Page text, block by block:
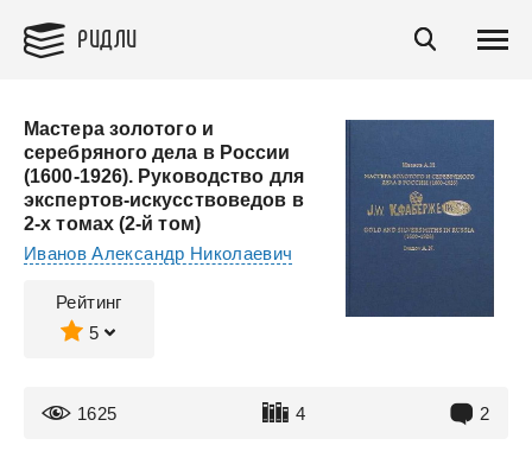
РИДЛИ
Мастера золотого и
серебряного дела в России
(1600-1926). Руководство для
экспертов-искусствоведов в
2-х томах (2-й том)
Иванов Александр Николаевич
Рейтинг
5
1625 4 2